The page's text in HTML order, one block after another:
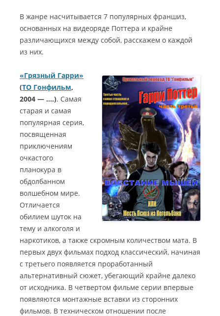
В жанре насчитывается 7 популярных франшиз,
основанных на видеоряде Поттера и крайне
различающихся между собой, расскажем о каждой
из них.
«Грязный Гарри»
(ТО Гонфильм,
2004 — ….). Самая
старая и самая
популярная серия,
посвященная
приключениям
очкастого
планокура в
обдолбанном
волшебном мире.
Отличается
обилием шуток на
тему и алкоголя и
наркотиков, а также скромным количеством мата. В
первых двух фильмах подход классический, начиная
с третьего появляется проработанный
альтернативный сюжет, убегающий крайне далеко
от исходника. В четвертом фильме серии впервые
появляются монтажные вставки из сторонних
фильмов. В техническом отношении после